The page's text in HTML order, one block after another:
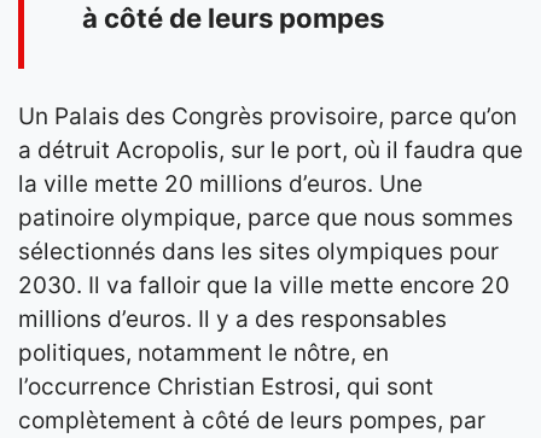
à côté de leurs pompes
Un Palais des Congrès provisoire, parce qu’on
a détruit Acropolis, sur le port, où il faudra que
la ville mette 20 millions d’euros. Une
patinoire olympique, parce que nous sommes
sélectionnés dans les sites olympiques pour
2030. Il va falloir que la ville mette encore 20
millions d’euros. Il y a des responsables
politiques, notamment le nôtre, en
l’occurrence Christian Estrosi, qui sont
complètement à côté de leurs pompes, par